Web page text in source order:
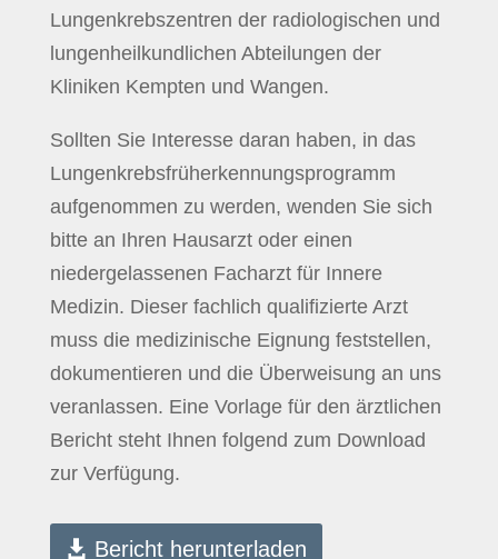
Lungenkrebszentren der radiologischen und
lungenheilkundlichen Abteilungen der
Kliniken Kempten und Wangen.
Sollten Sie Interesse daran haben, in das
Lungenkrebsfrüherkennungsprogramm
aufgenommen zu werden, wenden Sie sich
bitte an Ihren Hausarzt oder einen
niedergelassenen Facharzt für Innere
Medizin. Dieser fachlich qualifizierte Arzt
muss die medizinische Eignung feststellen,
dokumentieren und die Überweisung an uns
veranlassen. Eine Vorlage für den ärztlichen
Bericht steht Ihnen folgend zum Download
zur Verfügung.
Bericht herunterladen